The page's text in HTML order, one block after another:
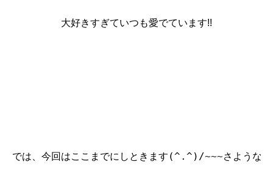
大好きすぎていつも愛でています!!
では、今回はここまでにしときます(^.^)/~~~さような